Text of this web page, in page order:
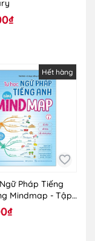
Hết hàng
Pháp Tiếng
Mindmap - Tập